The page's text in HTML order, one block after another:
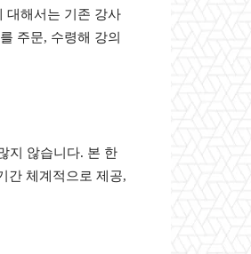
대해서는 기존 강사
주문, 수령해 강의
지 않습니다. 본 한
간 체계적으로 제공,